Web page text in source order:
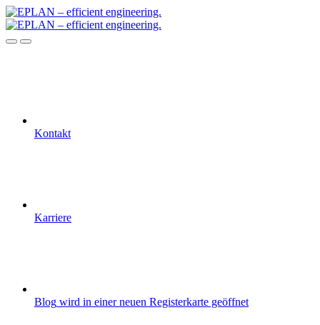
Kontakt
Karriere
Blog wird in einer neuen Registerkarte geöffnet